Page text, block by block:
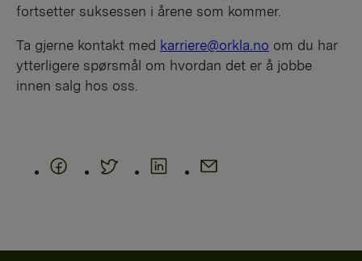
fortsetter suksessen i årene som kommer.
Ta gjerne kontakt med karriere@orkla.no om du har
ytterligere spørsmål om hvordan det er å jobbe
innen salg hos oss.